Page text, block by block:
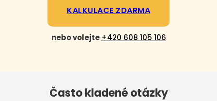
KALKULACE ZDARMA
nebo volejte +420 608 105 106
Často kladené otázky